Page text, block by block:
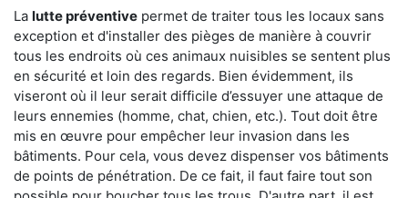
La lutte préventive permet de traiter tous les locaux sans
exception et d'installer des pièges de manière à couvrir
tous les endroits où ces animaux nuisibles se sentent plus
en sécurité et loin des regards. Bien évidemment, ils
viseront où il leur serait difficile d’essuyer une attaque de
leurs ennemies (homme, chat, chien, etc.). Tout doit être
mis en œuvre pour empêcher leur invasion dans les
bâtiments. Pour cela, vous devez dispenser vos bâtiments
de points de pénétration. De ce fait, il faut faire tout son